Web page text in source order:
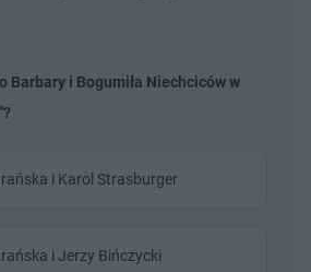
Barbary i Bogumiła Niechciców w
i Karol Strasburger
i Jerzy Bińczycki